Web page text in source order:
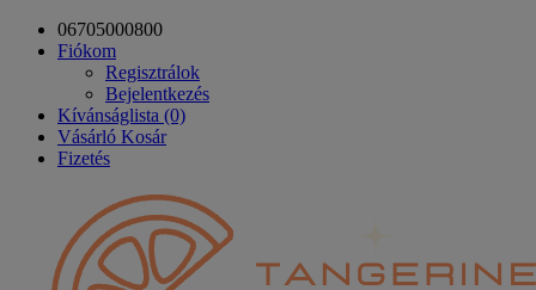
06705000800
Fiókom
Regisztrálok
Bejelentkezés
Kívánságlista (0)
Vásárló Kosár
Fizetés